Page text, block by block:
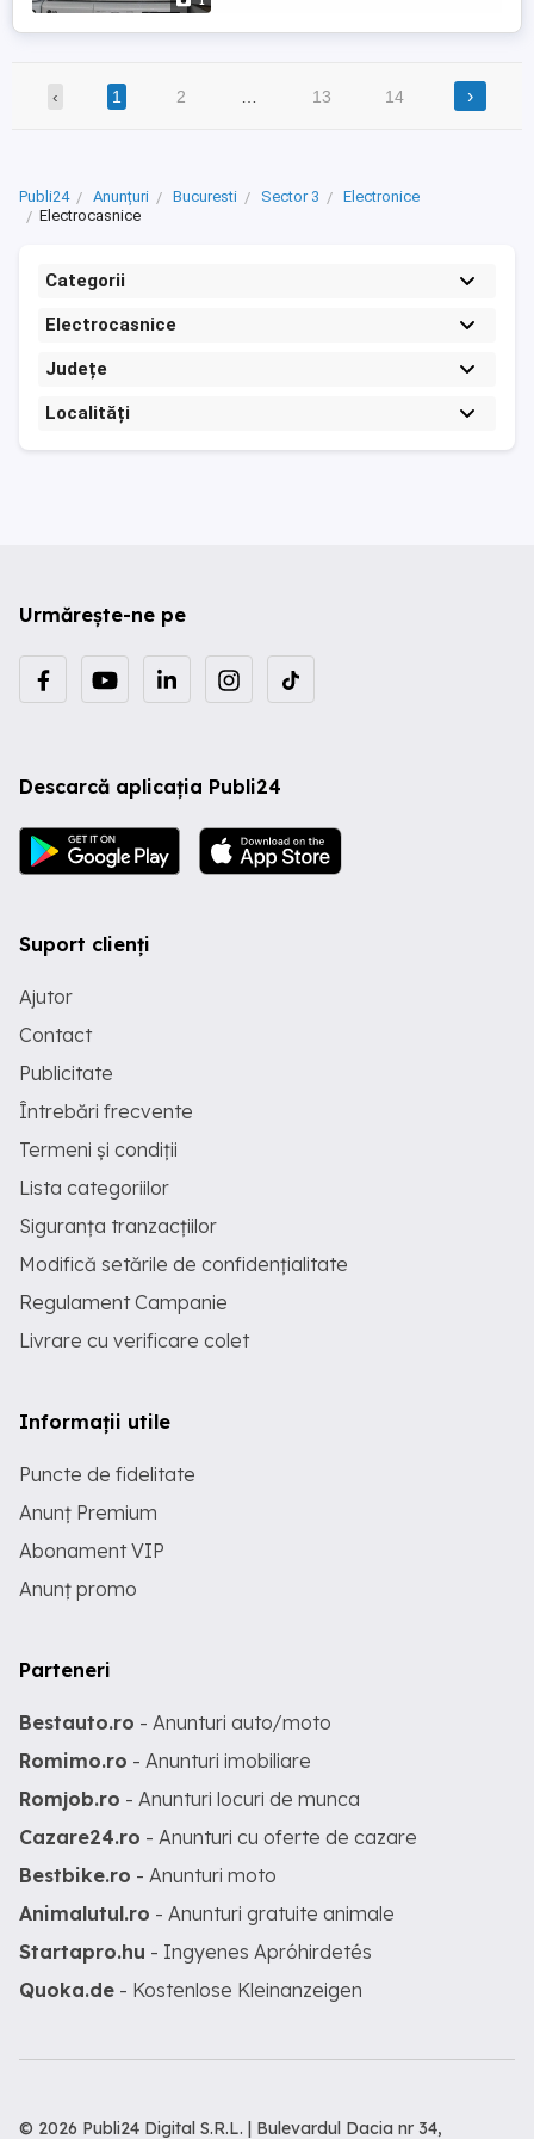
‹ 1 2 13 14 ›
Publi24 Anunțuri Bucuresti Sector 3
Electronice
Electrocasnice
Categorii
Electrocasnice
Județe
Localități
Urmărește-ne pe
Descarcă aplicația Publi24
Suport clienți
Ajutor
Contact
Publicitate
Întrebări frecvente
Termeni și condiții
Lista categoriilor
Siguranța tranzacțiilor
Modifică setările de confidențialitate
Regulament Campanie
Livrare cu verificare colet
Informații utile
Puncte de fidelitate
Anunț Premium
Abonament VIP
Anunț promo
Parteneri
Bestauto.ro - Anunturi auto/moto
Romimo.ro - Anunturi imobiliare
Romjob.ro - Anunturi locuri de munca
Cazare24.ro - Anunturi cu oferte de cazare
Bestbike.ro - Anunturi moto
Animalutul.ro - Anunturi gratuite animale
Startapro.hu - Ingyenes Apróhirdetés
Quoka.de - Kostenlose Kleinanzeigen
© 2026 Publi24 Digital S.R.L. | Bulevardul Dacia nr 34,